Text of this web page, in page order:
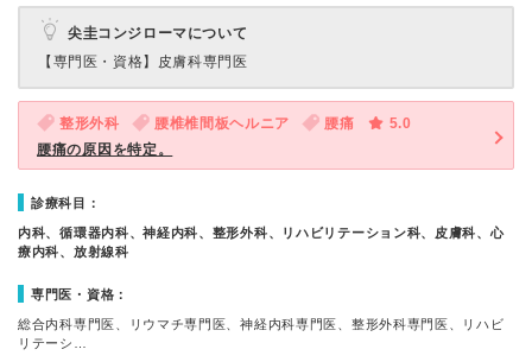
尖圭コンジローマについて
【専門医・資格】 皮膚科専門医
整形外科 腰椎椎間板ヘルニア 腰痛
5.0
腰痛の原因を特定。
診療科目：
内科、循環器内科、神経内科、整形外科、リハビリテーション科、皮膚科、心
療内科、放射線科
専門医・資格：
総合内科専門医、リウマチ専門医、神経内科専門医、整形外科専門医、リハビ
リテーシ…